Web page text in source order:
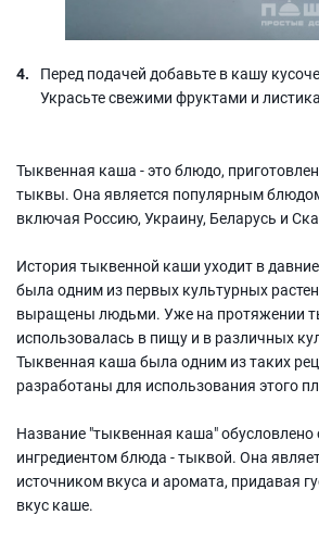
Перед подачей добавьте в кашу
Украсьте свежими фруктами и
Тыквенная каша - это блюдо,
тыквы. Она является популярным
включая Россию, Украину, Беларусь и
История тыквенной каши уходит в
была одним из первых культурных
выращены людьми. Уже на протяжении
использовалась в пищу и в различных
Тыквенная каша была одним из таких
разработаны для использования этого
Название "тыквенная каша"
ингредиентом блюда - тыквой. Она
источником вкуса и аромата, придавая
вкус каше.